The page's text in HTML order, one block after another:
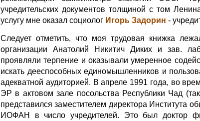
учредительских документов толщиной с том
услугу мне оказал социолог Игорь Задорин -
Следует отметить, что моя трудовая книжка
организации Анатолий Никитич Диких и зав.
проявляли терпение и оказывали умеренное
искать дееспособных единомышленников и
адекватной аудиторией. В апреле 1991 года, во
ЭР в актовом зале посольства Республики Чад
представился заместителем директора
ИОФАН в число учредителей. Это был доктор